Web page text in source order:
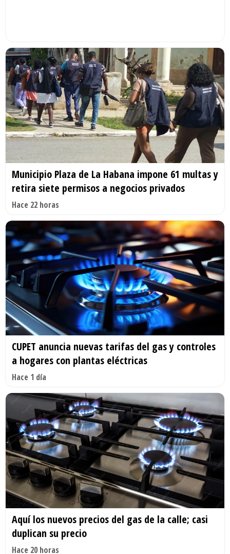
Municipio Plaza de La Habana impone 61 multas y
retira siete permisos a negocios privados
Hace 22 horas
CUPET anuncia nuevas tarifas del gas y controles
a hogares con plantas eléctricas
Hace 1 día
Aquí los nuevos precios del gas de la calle; casi
duplican su precio
Hace 20 horas